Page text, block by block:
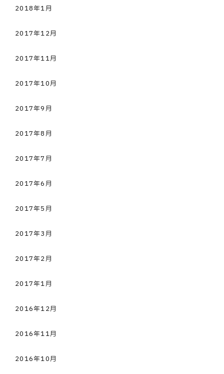
2018年1月
2017年12月
2017年11月
2017年10月
2017年9月
2017年8月
2017年7月
2017年6月
2017年5月
2017年3月
2017年2月
2017年1月
2016年12月
2016年11月
2016年10月